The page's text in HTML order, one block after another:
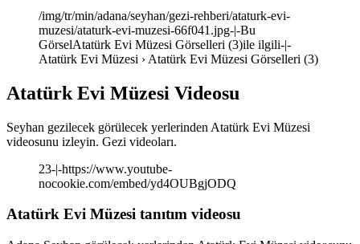
/img/tr/min/adana/seyhan/gezi-rehberi/ataturk-evi-
muzesi/ataturk-evi-muzesi-66f041.jpg-|-Bu
GörselAtatürk Evi Müzesi Görselleri (3)ile ilgili-|-
Atatürk Evi Müzesi › Atatürk Evi Müzesi Görselleri (3)
Atatürk Evi Müzesi Videosu
Seyhan gezilecek görülecek yerlerinden Atatürk Evi Müzesi
videosunu izleyin. Gezi videoları.
23-|-https://www.youtube-
nocookie.com/embed/yd4OUBgjODQ
Atatürk Evi Müzesi tanıtım videosu